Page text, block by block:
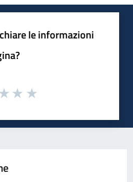
le informazioni